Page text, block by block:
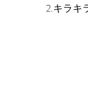
2.キラキ